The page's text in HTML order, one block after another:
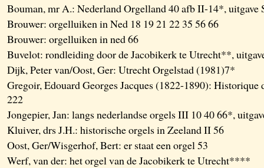
Bouman, mr A.: Nederland Orgelland 40 afb II-14*,
Brouwer: orgelluiken in Ned 18 19 21 22 35 56 66
Brouwer: orgelluiken in ned 66
Buvelot: rondleiding door de Jacobikerk te Utrecht**,
Dijk, Peter van/Oost, Ger: Utrecht Orgelstad (1981)7*
Gregoir, Edouard Georges Jacques (1822-1890):
222
Jongepier, Jan: langs nederlandse orgels III 10 40 66*,
Kluiver, drs J.H.: historische orgels in Zeeland II 56
Oost, Ger/Wisgerhof, Bert: er staat een orgel 53
Werf, van der: het orgel van de Jacobikerk te Utrecht****